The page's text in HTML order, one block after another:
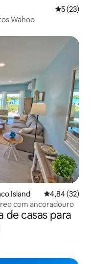
5 de uma
5 (23)
Wahoo
Island 4,84 de uma
4,84 (32)
com ancoradouro
casas para